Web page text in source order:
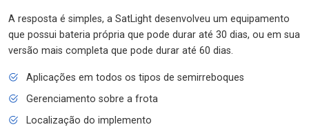
A resposta é simples, a SatLight desenvolveu um equipamento
que possui bateria própria que pode durar até 30 dias, ou em sua
versão mais completa que pode durar até 60 dias.
Aplicações em todos os tipos de semirreboques
Gerenciamento sobre a frota
Localização do implemento